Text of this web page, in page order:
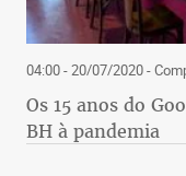
04:00 - 20/07/2020-
Os 15 anos do
BH à pandemia